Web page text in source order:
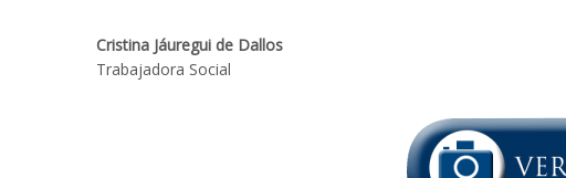
Cristina Jáuregui de Dallos
Trabajadora Social